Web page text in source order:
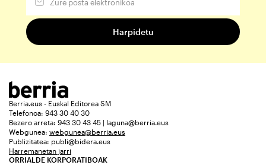
Berria.eus - Euskal Editorea SM
Telefonoa: 943 30 40 30
Bezero arreta: 943 30 43 45 | laguna@berria.eus
Webgunea: webgunea@berria.eus
Publizitatea: publi@bidera.eus
Harremanetan jarri
ORRIALDE KORPORATIBOAK